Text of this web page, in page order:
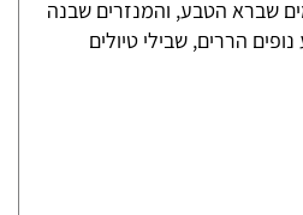
שברא הטבע, והמנזרים שבנה
הררים, שבילי טיולים